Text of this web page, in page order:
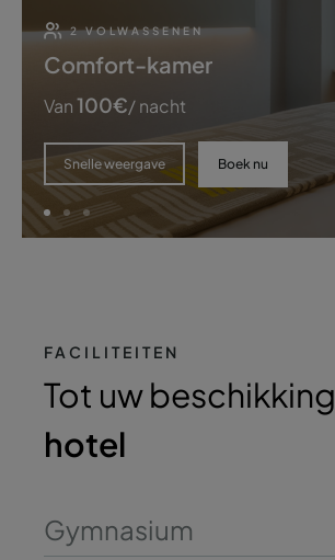
2 VOLWASSENEN
Comfort-kamer
Van100€/ nacht
Snelle weergave Boek nu
FACILITEITEN
Tot uw beschikking
hotel
Gymnasium